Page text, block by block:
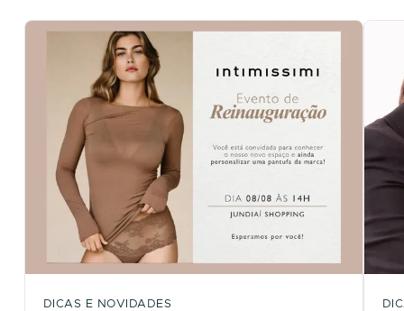
DICAS E NOVIDADES